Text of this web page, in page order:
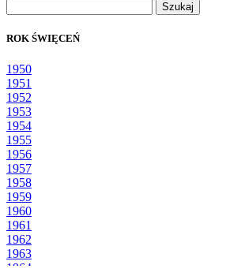
ROK ŚWIĘCEŃ
1950
1951
1952
1953
1954
1955
1956
1957
1958
1959
1960
1961
1962
1963
1964